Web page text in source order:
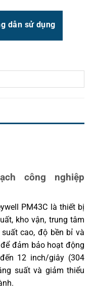
dẫn sử dụng
công nghiệp
PM43C là thiết bị
kho vận, trung tâm
cao, độ bền bỉ và
đảm bảo hoạt động
12 inch/giây (304
suất và giảm thiểu